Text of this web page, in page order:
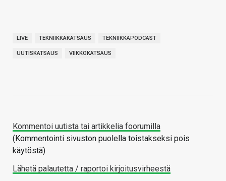
LIVE TEKNIIKKAKATSAUS TEKNIIKKAPODCAST
UUTISKATSAUS VIIKKOKATSAUS
Kommentoi uutista tai artikkelia foorumilla
(Kommentointi sivuston puolella toistakseksi pois
käytöstä)
Lähetä palautetta / raportoi kirjoitusvirheestä